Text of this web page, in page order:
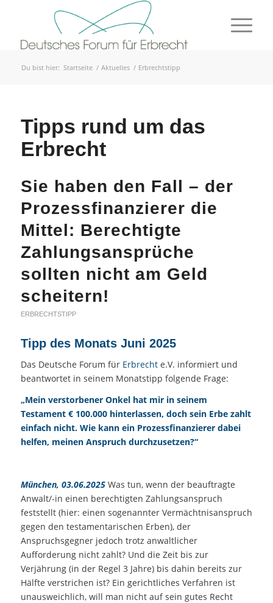
Du bist hier: Startseite / Aktuelles / Erbrechtstipp
Tipps rund um das
Erbrecht
Sie haben den Fall – der
Prozessfinanzierer die
Mittel: Berechtigte
Zahlungsansprüche
sollten nicht am Geld
scheitern!
ERBRECHTSTIPP
Tipp des Monats Juni 2025
Das Deutsche Forum für Erbrechte.V. informiert und
beantwortet in seinem Monatstipp folgende Frage:
„Mein verstorbener Onkel hat mir in seinem
Testament € 100.000 hinterlassen, doch sein Erbe zahlt
einfach nicht. Wie kann ein Prozessfinanzierer dabei
helfen, meinen Anspruch durchzusetzen?“
München, 03.06.2025Was tun, wenn der beauftragte
Anwalt/-in einen berechtigten Zahlungsanspruch
feststellt (hier: einen sogenannter Vermächtnisanspruch
gegen den testamentarischen Erben), der
Anspruchsgegner jedoch trotz anwaltlicher
Aufforderung nicht zahlt? Und die Zeit bis zur
Verjährung (in der Regel 3 Jahre) bis dahin bereits zur
Hälfte verstrichen ist? Ein gerichtliches Verfahren ist
unausweichlich, will man nicht auf sein gutes Recht